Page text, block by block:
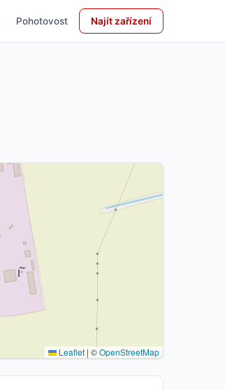
Pohotovost Najít zařízení
Leaflet | ©OpenStreetMap